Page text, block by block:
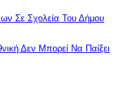
Σε Σχολεία Του Δήμου
Δεν Μπορεί Να Παίξει